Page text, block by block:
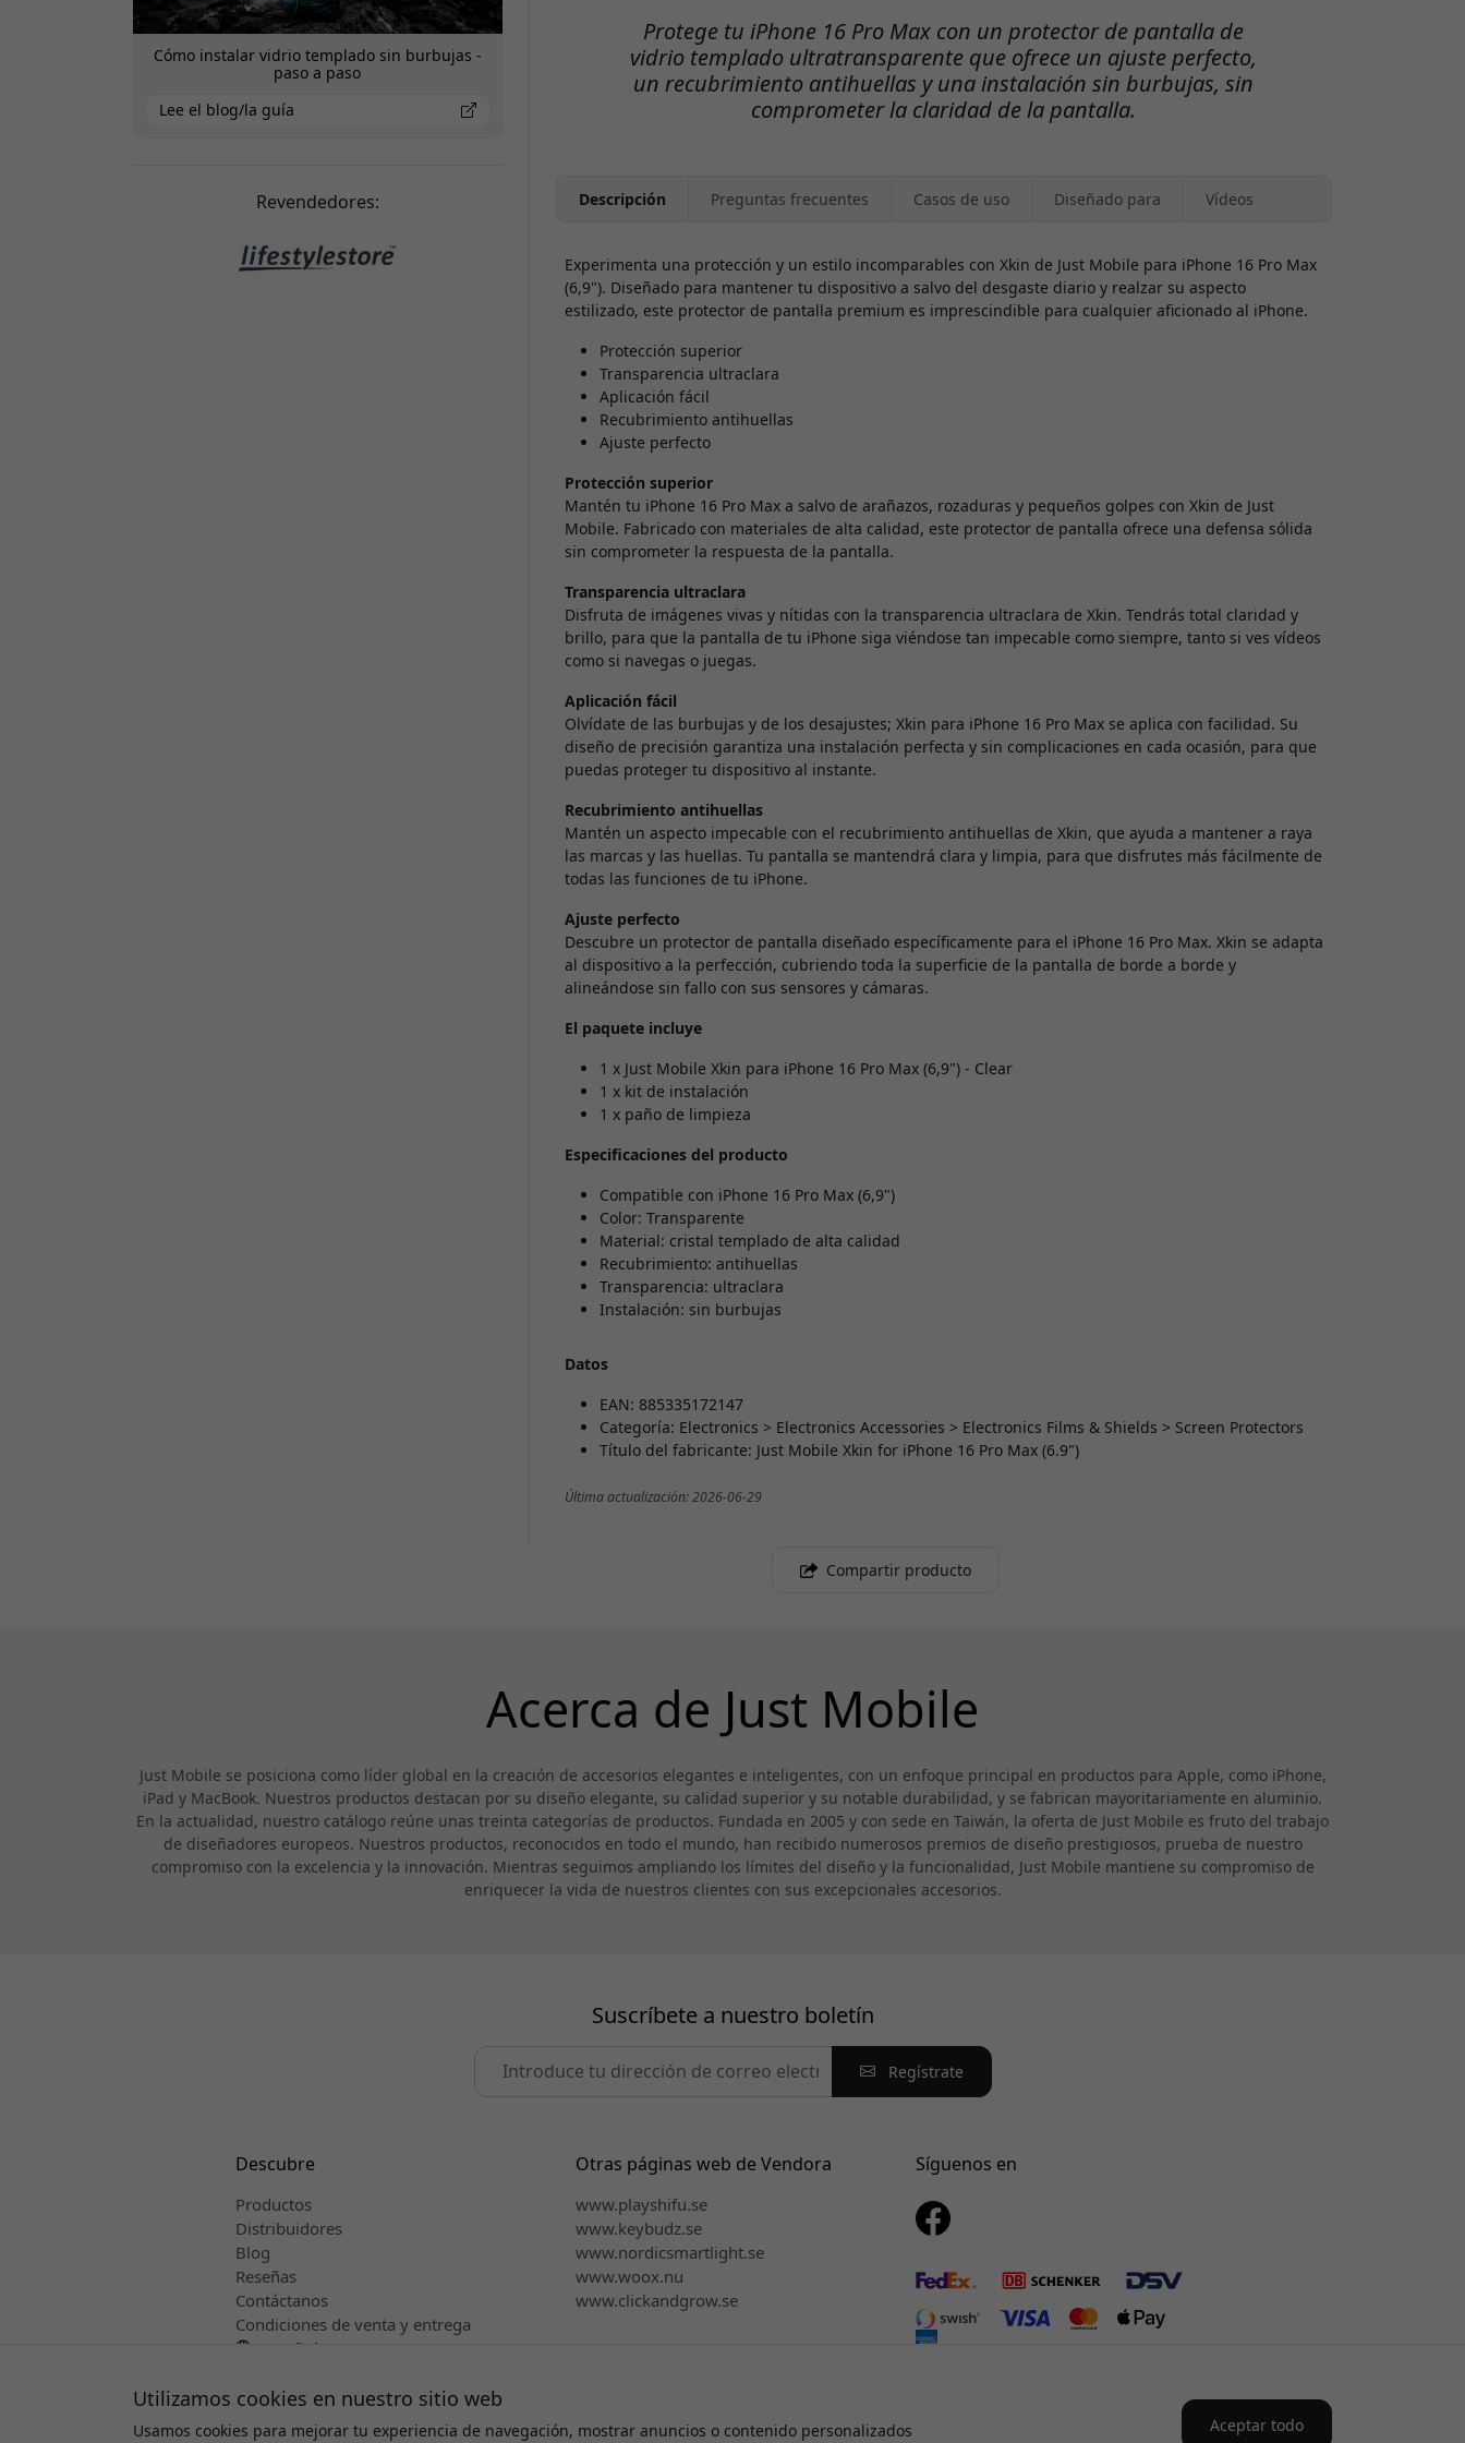
Protege tu iPhone 16 Pro Max con un protector de pantalla de
vidrio templado ultratransparente que ofrece un ajuste perfecto,
un recubrimiento antihuellas y una instalación sin burbujas, sin
comprometer la claridad de la pantalla.
Descripción Preguntas frecuentes Casos de uso Diseñado para Vídeos
Experimenta una protección y un estilo incomparables con Xkin de Just Mobile para iPhone 16 Pro Max
(6,9"). Diseñado para mantener tu dispositivo a salvo del desgaste diario y realzar su aspecto
estilizado, este protector de pantalla premium es imprescindible para cualquier aficionado al iPhone.
Protección superior
Transparencia ultraclara
Aplicación fácil
Recubrimiento antihuellas
Ajuste perfecto
Protección superior
Mantén tu iPhone 16 Pro Max a salvo de arañazos, rozaduras y pequeños golpes con Xkin de Just
Mobile. Fabricado con materiales de alta calidad, este protector de pantalla ofrece una defensa sólida
sin comprometer la respuesta de la pantalla.
Transparencia ultraclara
Disfruta de imágenes vivas y nítidas con la transparencia ultraclara de Xkin. Tendrás total claridad y
brillo, para que la pantalla de tu iPhone siga viéndose tan impecable como siempre, tanto si ves vídeos
como si navegas o juegas.
Aplicación fácil
Olvídate de las burbujas y de los desajustes; Xkin para iPhone 16 Pro Max se aplica con facilidad. Su
diseño de precisión garantiza una instalación perfecta y sin complicaciones en cada ocasión, para que
puedas proteger tu dispositivo al instante.
Recubrimiento antihuellas
Mantén un aspecto impecable con el recubrimiento antihuellas de Xkin, que ayuda a mantener a raya
las marcas y las huellas. Tu pantalla se mantendrá clara y limpia, para que disfrutes más fácilmente de
todas las funciones de tu iPhone.
Ajuste perfecto
Descubre un protector de pantalla diseñado específicamente para el iPhone 16 Pro Max. Xkin se adapta
al dispositivo a la perfección, cubriendo toda la superficie de la pantalla de borde a borde y
alineándose sin fallo con sus sensores y cámaras.
El paquete incluye
1 x Just Mobile Xkin para iPhone 16 Pro Max (6,9") - Clear
1 x kit de instalación
1 x paño de limpieza
Especificaciones del producto
Compatible con iPhone 16 Pro Max (6,9")
Color: Transparente
Material: cristal templado de alta calidad
Recubrimiento: antihuellas
Transparencia: ultraclara
Instalación: sin burbujas
Datos
EAN: 885335172147
Categoría: Electronics > Electronics Accessories > Electronics Films & Shields > Screen Protectors
Título del fabricante: Just Mobile Xkin for iPhone 16 Pro Max (6.9")
Última actualización: 2026-06-29
Cómo instalar vidrio templado sin burbujas -
paso a paso
Lee el blog/la guía
Revendedores:
Compartir producto
Acerca de Just Mobile
Just Mobile se posiciona como líder global en la creación de accesorios elegantes e inteligentes, con un enfoque principal en productos para Apple, como iPhone,
iPad y MacBook. Nuestros productos destacan por su diseño elegante, su calidad superior y su notable durabilidad, y se fabrican mayoritariamente en aluminio.
En la actualidad, nuestro catálogo reúne unas treinta categorías de productos. Fundada en 2005 y con sede en Taiwán, la oferta de Just Mobile es fruto del trabajo
de diseñadores europeos. Nuestros productos, reconocidos en todo el mundo, han recibido numerosos premios de diseño prestigiosos, prueba de nuestro
compromiso con la excelencia y la innovación. Mientras seguimos ampliando los límites del diseño y la funcionalidad, Just Mobile mantiene su compromiso de
enriquecer la vida de nuestros clientes con sus excepcionales accesorios.
Suscríbete a nuestro boletín
Regístrate
Descubre
Productos
Distribuidores
Blog
Reseñas
Contáctanos
Condiciones de venta y entrega
Español
Otras páginas web de Vendora
www.playshifu.se
www.keybudz.se
www.nordicsmartlight.se
www.woox.nu
www.clickandgrow.se
Síguenos en
Utilizamos cookies en nuestro sitio web
Usamos cookies para mejorar tu experiencia de navegación, mostrar anuncios o contenido personalizados Aceptar todo